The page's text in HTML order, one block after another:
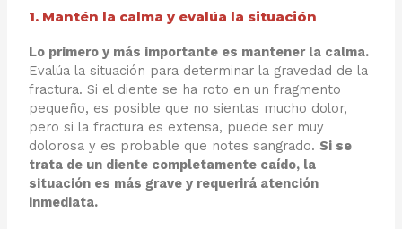
1. Mantén la calma y evalúa la situación
Lo primero y más importante es mantener la calma.
Evalúa la situación para determinar la gravedad de la
fractura. Si el diente se ha roto en un fragmento
pequeño, es posible que no sientas mucho dolor,
pero si la fractura es extensa, puede ser muy
dolorosa y es probable que notes sangrado.Si se
trata de un diente completamente caído, la
situación es más grave y requerirá atención
inmediata.